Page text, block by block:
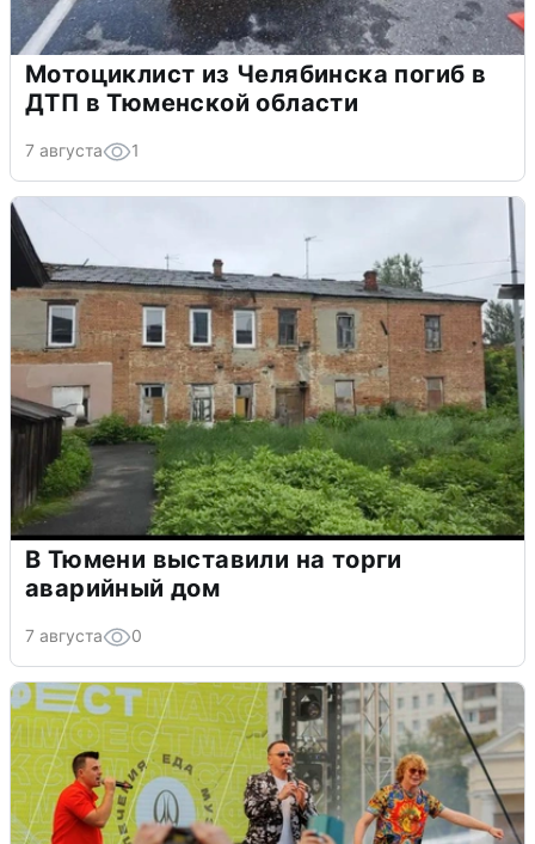
Мотоциклист из Челябинска погиб в
ДТП в Тюменской области
7 августа 1
В Тюмени выставили на торги
аварийный дом
7 августа 0